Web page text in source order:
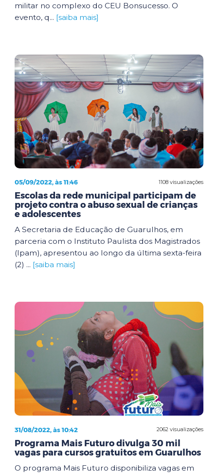
militar no complexo do CEU Bonsucesso. O
evento, q... [saiba mais]
1108 visualizações
05/09/2022, às 11:46
Escolas da rede municipal participam de
projeto contra o abuso sexual de crianças
e adolescentes
A Secretaria de Educação de Guarulhos, em
parceria com o Instituto Paulista dos Magistrados
(Ipam), apresentou ao longo da última sexta-feira
(2) ... [saiba mais]
2062 visualizações
31/08/2022, às 10:42
Programa Mais Futuro divulga 30 mil
vagas para cursos gratuitos em Guarulhos
O programa Mais Futuro disponibiliza vagas em